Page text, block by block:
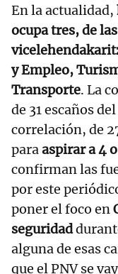
En la actualidad,
ocupa tres, de
y Empleo,
Transporte. La
de 31 escaños
correlación, de
paraaspirar a 4
confirman las
por este
poner el foco en
seguridad
alguna de esas
que el PNV se